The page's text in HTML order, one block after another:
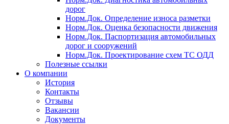
дорог
Норм.Док. Определение износа разметки
Норм.Док. Оценка безопасности движения
Норм.Док. Паспортизация автомобильных
дорог и сооружений
Норм.Док. Проектирование схем ТС ОДД
Полезные ссылки
О компании
История
Контакты
Отзывы
Вакансии
Документы